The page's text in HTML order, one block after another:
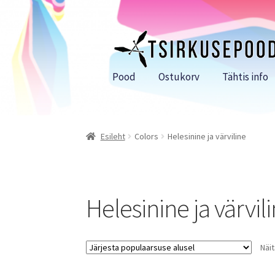
Liigu
navigeerimisele
Liigu
sisu
Pood Ostukorv Tähtis info
Esileht Colors Helesinine ja värviline
Helesinine ja